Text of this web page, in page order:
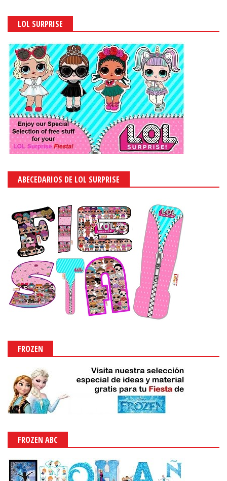
LOL SURPRISE
ABECEDARIOS DE LOL SURPRISE
FROZEN
FROZEN ABC